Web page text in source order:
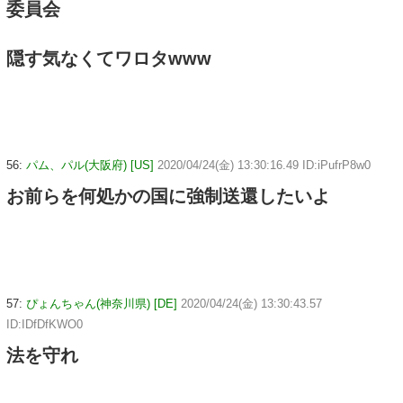
委員会
隠す気なくてワロタwww
56: パム、パル(大阪府) [US] 2020/04/24(金) 13:30:16.49 ID:iPufrP8w0
お前らを何処かの国に強制送還したいよ
57: ぴょんちゃん(神奈川県) [DE] 2020/04/24(金) 13:30:43.57
ID:IDfDfKWO0
法を守れ